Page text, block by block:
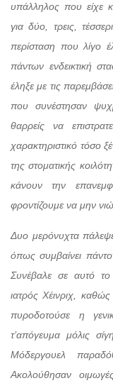
υπάλληλος που είχε
για δύο, τρεις,
περίσταση που λίγο
πάντων ενδεικτική
έληξε με τις
που συνέστησαν
θαρρείς να
χαρακτηριστικό τόσο
της στοματικής
κάνουν την
φροντίζουμε να μην
Δυο μερόνυχτα
όπως συμβαίνει
Συνέβαλε σε αυτό το
ιατρός Χέινριχ,
πυροδοτούσε η
τ’απόγευμα μόλις
Μόδεργουελ
Ακολούθησαν